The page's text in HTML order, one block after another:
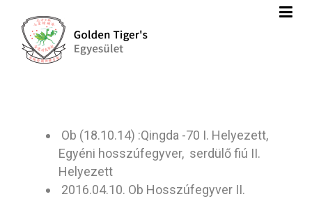
Ob (18.10.14) :Qingda -70 I. Helyezett,
Egyéni hosszúfegyver, serdülő fiú II.
Helyezett
2016.04.10. Ob Hosszúfegyver II.